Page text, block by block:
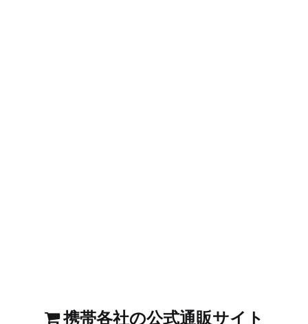
携帯各社の公式通販サイト